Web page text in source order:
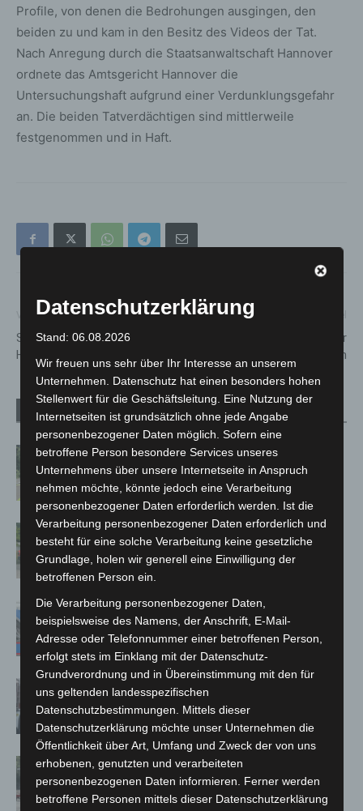
Profile, von denen die Bedrohungen ausgingen, den
beiden zu und kam in den Besitz des Videos der Tat.
Nach Anregung durch die Staatsanwaltschaft Hannover
ordnete das Amtsgericht Hannover die
Untersuchungshaft aufgrund einer Verdunklungsgefahr
an. Die beiden Tatverdächtigen sind mittlerweile
festgenommen und in Haft.
Vorheriger Artikel
Saisonstart in den
Herrenhäuser Gärten
DRK informiert über
Zeckensaison
Verwandte Artikel Mehr vom Autor
Brand im „Haus der Begegnung“ in
Neuwarmbüchen schnell eingedämmt
Region Hannover: 21 neue
Notfallsanitäter starten beim Roten
Mann läuft mit Hockeyschläger über
A7 – Polizei sucht Zeugen
Celle: Mensch stirbt bei Bagger-Unfall
auf Baustelle
Gasleitung bei McDonald’s-Umbau in
Langenhagen beschädigt
Datenschutzerklärung
Stand: 06.08.2026
Wir freuen uns sehr über Ihr Interesse an unserem
Unternehmen. Datenschutz hat einen besonders hohen
Stellenwert für die Geschäftsleitung. Eine Nutzung der
Internetseiten ist grundsätzlich ohne jede Angabe
personenbezogener Daten möglich. Sofern eine
betroffene Person besondere Services unseres
Unternehmens über unsere Internetseite in Anspruch
nehmen möchte, könnte jedoch eine Verarbeitung
personenbezogener Daten erforderlich werden. Ist die
Verarbeitung personenbezogener Daten erforderlich und
besteht für eine solche Verarbeitung keine gesetzliche
Grundlage, holen wir generell eine Einwilligung der
betroffenen Person ein.
Die Verarbeitung personenbezogener Daten,
beispielsweise des Namens, der Anschrift, E-Mail-
Adresse oder Telefonnummer einer betroffenen Person,
erfolgt stets im Einklang mit der Datenschutz-
Grundverordnung und in Übereinstimmung mit den für
uns geltenden landesspezifischen
Datenschutzbestimmungen. Mittels dieser
Datenschutzerklärung möchte unser Unternehmen die
Öffentlichkeit über Art, Umfang und Zweck der von uns
erhobenen, genutzten und verarbeiteten
personenbezogenen Daten informieren. Ferner werden
betroffene Personen mittels dieser Datenschutzerklärung